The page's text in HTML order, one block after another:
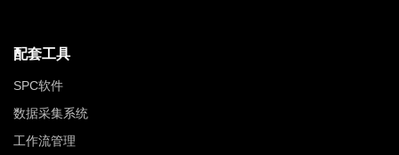
配套工具
SPC软件
数据采集系统
工作流管理